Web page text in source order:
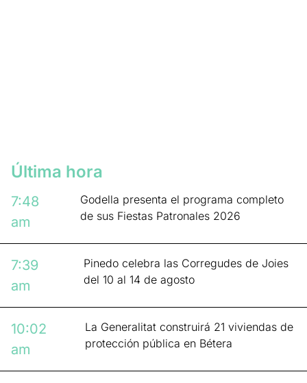
Última hora
7:48
am
Godella presenta el programa completo
de sus Fiestas Patronales 2026
7:39
am
Pinedo celebra las Corregudes de Joies
del 10 al 14 de agosto
10:02
am
La Generalitat construirá 21 viviendas de
protección pública en Bétera